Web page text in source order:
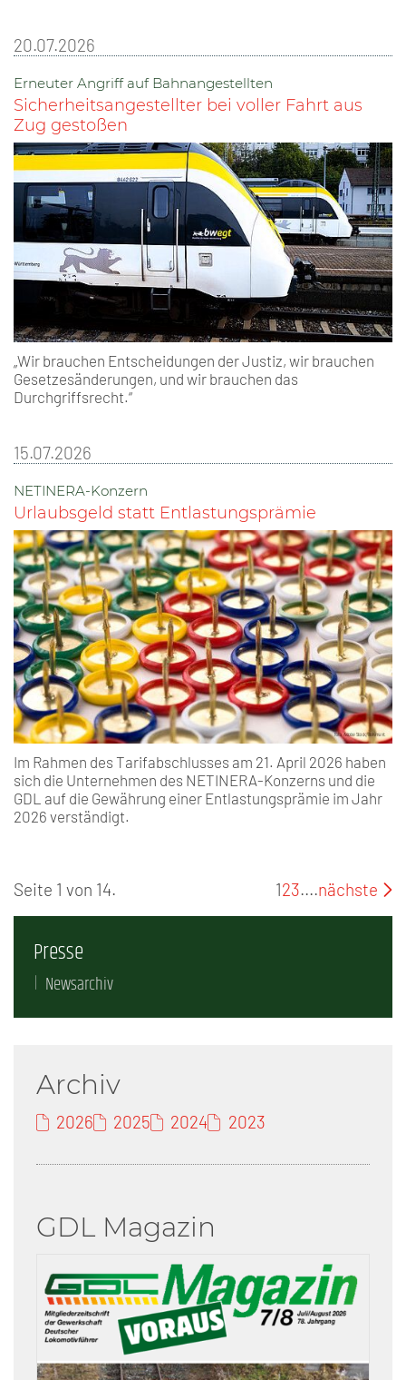
20.07.2026
Erneuter Angriff auf Bahnangestellten
Sicherheitsangestellter bei voller Fahrt aus
Zug gestoßen
„Wir brauchen Entscheidungen der Justiz, wir brauchen
Gesetzesänderungen, und wir brauchen das
Durchgriffsrecht.“
15.07.2026
NETINERA-Konzern
Urlaubsgeld statt Entlastungsprämie
Im Rahmen des Tarifabschlusses am 21. April 2026 haben
sich die Unternehmen des NETINERA-Konzerns und die
GDL auf die Gewährung einer Entlastungsprämie im Jahr
2026 verständigt.
Seite 1 von 14. 123....nächste
Presse
Newsarchiv
Archiv
2026 2025 2024 2023
GDL Magazin